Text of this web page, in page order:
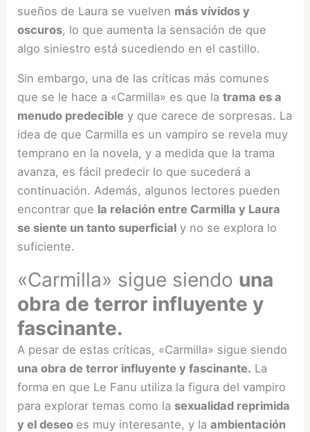
sueños de Laura se vuelven más vívidos y
oscuros, lo que aumenta la sensación de que
algo siniestro está sucediendo en el castillo.
Sin embargo, una de las críticas más comunes
que se le hace a «Carmilla» es que latrama es a
menudo predecible y que carece de sorpresas. La
idea de que Carmilla es un vampiro se revela muy
temprano en la novela, y a medida que la trama
avanza, es fácil predecir lo que sucederá a
continuación. Además, algunos lectores pueden
encontrar que la relación entre Carmilla y Laura
se siente un tanto superficial y no se explora lo
suficiente.
«Carmilla» sigue siendo una
obra de terror influyente y
fascinante.
A pesar de estas críticas, «Carmilla» sigue siendo
una obra de terror influyente y fascinante. La
forma en que Le Fanu utiliza la figura del vampiro
para explorar temas como la sexualidad reprimida
y el deseo es muy interesante, y laambientación